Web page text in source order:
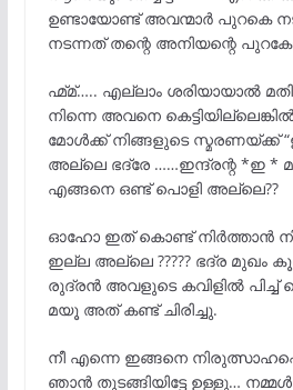
ഉണ്ടായോണ്ട് അവന്മാർ പുറകെ
നടന്നത് തന്റെ അനിയന്റെ
ഹ്മ്മ്….. എല്ലാം ശരിയായാൽ
നിന്നെ അവനെ
മോൾക്ക് നിങ്ങളുടെ സ്മരണയ്ക്ക്
അല്ലെ ഭദ്രേ ……ഇന്ദ്രന്റ *ഇ *
എങ്ങനെ ഒണ്ട് പൊളി അല്ലെ??
ഓഹോ ഇത് കൊണ്ട് നിർത്താൻ
ഇല്ല അല്ലെ ????? ഭദ്ര മുഖം
രുദ്രൻ അവളുടെ കവിളിൽ പിച്ച്
മയൂ അത് കണ്ട് ചിരിച്ചു.
നീ എന്നെ ഇങ്ങനെ
ഞാൻ തുടങ്ങിയിട്ടേ ഉള്ളു…